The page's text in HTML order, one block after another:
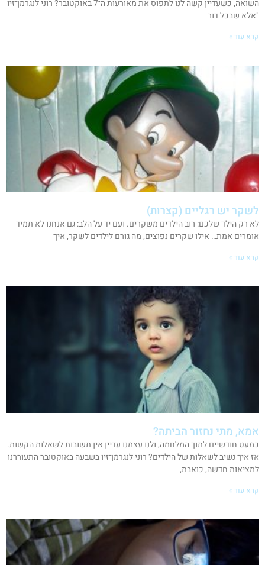
השואה, כשעדיין קשה לנו לתפוס את מאורעות ה־7 באוקטובר? רוני לנגרמן־זיו
"אלא שבכל דור
קרא עוד »
לשקר יש רגליים (קצרות)
לא רק הילד שלכם: רוב הילדים משקרים. ועם יד על הלב: גם אנחנו לא תמיד
אומרים אמת… אילו שקרים נפוצים, מה גורם לילדים לשקר, איך
קרא עוד »
אמא, מתי נחזור הביתה?
כמעט חודשיים לתוך המלחמה, ולנו עצמנו עדיין אין תשובות לשאלות הקשות.
אז איך נשיב לשאלות של הילדים? רוני לנגרמן־זיו בשבעה באוקטובר התעוררנו
למציאות חדשה, כואבת,
קרא עוד »